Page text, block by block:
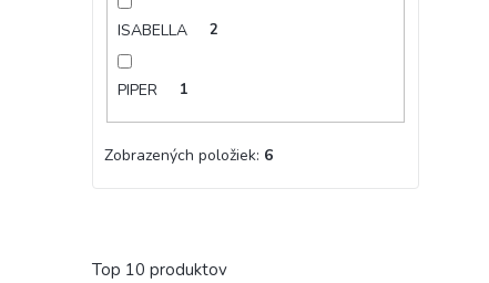
ISABELLA 2
PIPER 1
Zobrazených položiek: 6
Top 10 produktov